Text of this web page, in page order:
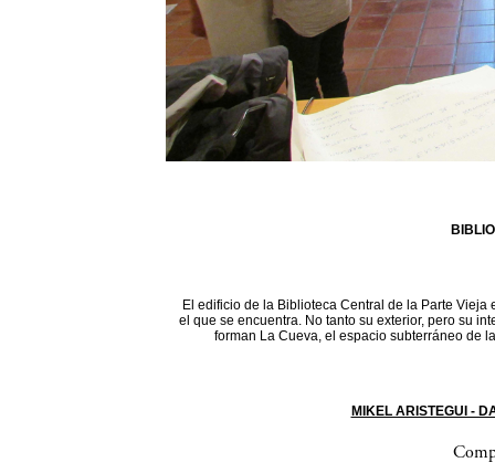
El edificio de la Biblioteca Central de la Parte
el que se encuentra. No tanto su exterior, pero su
forman La Cueva, el espacio subterráneo de
MIKEL ARISTEGUI -